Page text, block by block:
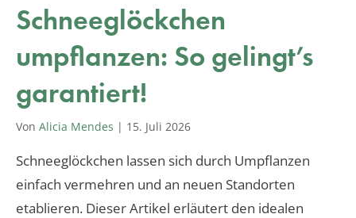
Schneeglöckchen
umpflanzen: So gelingt’s
garantiert!
Von Alicia Mendes | 15. Juli 2026
Schneeglöckchen lassen sich durch Umpflanzen
einfach vermehren und an neuen Standorten
etablieren. Dieser Artikel erläutert den idealen